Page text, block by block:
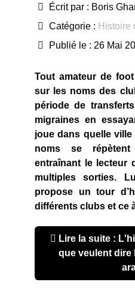
Écrit par : Boris
Catégorie : Histoire
Publié le : 26 Mai
Tout amateur de
sur les noms des
période de
migraines en
joue dans quelle
noms se
entraînant le lecteur
multiples sorties.
propose un tour
différents clubs et ce
Lire la suite :
que veulent dire